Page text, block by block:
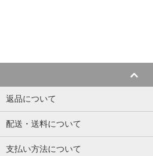
返品について
配送・送料について
支払い方法について